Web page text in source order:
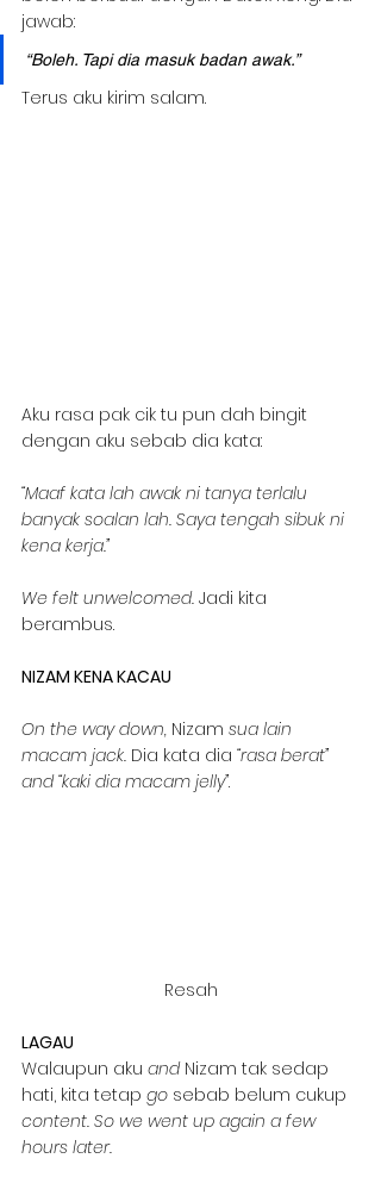
jawab:
“Boleh. Tapi dia masuk badan awak.”
Terus aku kirim salam.
Aku rasa pak cik tu pun dah bingit
dengan aku sebab dia kata:
“Maaf kata lah awak ni tanya terlalu
banyak soalan lah. Saya tengah sibuk ni
kena kerja.”
We felt unwelcomed. Jadi kita
berambus.
NIZAM KENA KACAU
On the way down, Nizam sua lain
macam jack. Dia kata dia “rasa berat”
and “kaki dia macam jelly”.
Resah
LAGAU
Walaupun aku and Nizam tak sedap
hati, kita tetap go sebab belum cukup
content. So we went up again a few
hours later.